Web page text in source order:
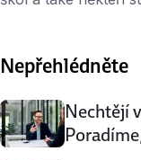
zaměstnání, první
mzdy absolventů
Nepřehlédněte
Nechtějí